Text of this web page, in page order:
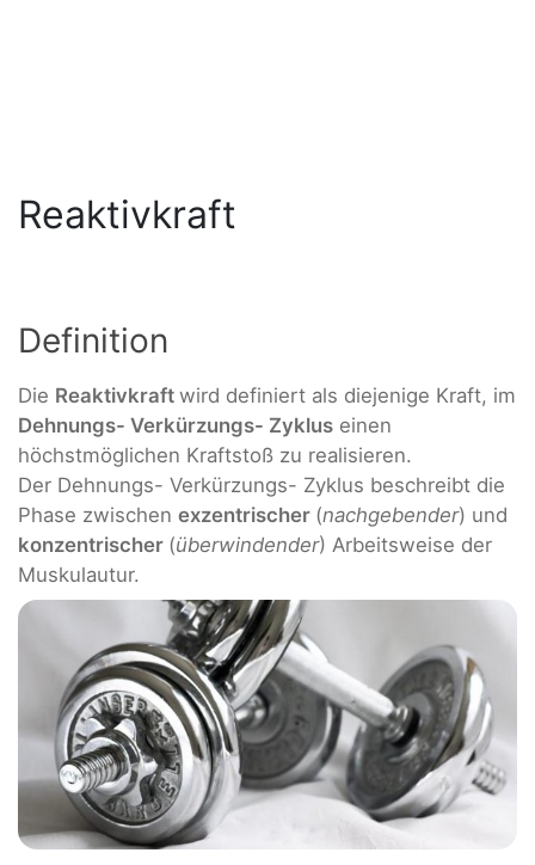
Reaktivkraft
Definition
Die Reaktivkraft wird definiert als diejenige Kraft, im
Dehnungs- Verkürzungs- Zyklus einen
höchstmöglichen Kraftstoß zu realisieren.
Der Dehnungs- Verkürzungs- Zyklus beschreibt die
Phase zwischen exzentrischer (nachgebender) und
konzentrischer (überwindender) Arbeitsweise der
Muskulautur.